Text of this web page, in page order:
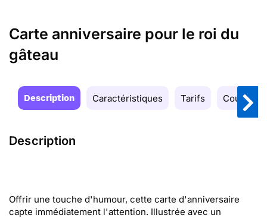
Carte anniversaire pour le roi du
gâteau
Description Caractéristiques Tarifs Couleurs
Description
Offrir une touche d'humour, cette carte d'anniversaire
capte immédiatement l'attention. Illustrée avec un